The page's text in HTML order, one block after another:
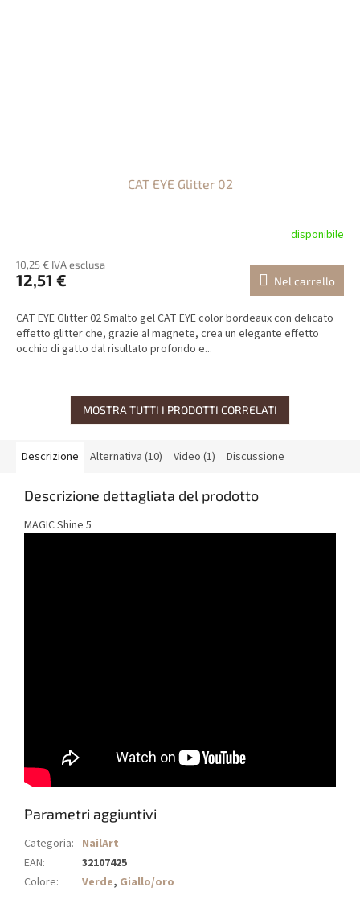
CAT EYE Glitter 02
disponibile
10,25 € IVA esclusa
12,51 € Nel carrello
CAT EYE Glitter 02 Smalto gel CAT EYE color bordeaux con delicato
effetto glitter che, grazie al magnete, crea un elegante effetto
occhio di gatto dal risultato profondo e...
MOSTRA TUTTI I PRODOTTI CORRELATI
Descrizione Alternativa (10) Video (1) Discussione
Descrizione dettagliata del prodotto
MAGIC Shine 5
Parametri aggiuntivi
Categoria: NailArt
EAN:
32107425
Colore: Verde, Giallo/oro